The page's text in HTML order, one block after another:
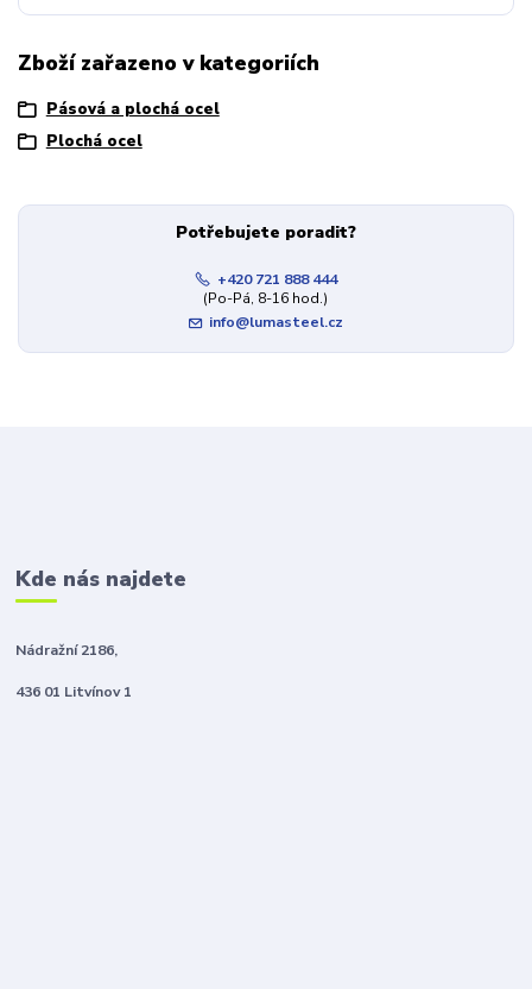
Zboží zařazeno v kategoriích
Pásová a plochá ocel
Plochá ocel
Potřebujete poradit?
+420 721 888 444
(Po-Pá, 8-16 hod.)
info@lumasteel.cz
Kde nás najdete
Nádražní 2186,
436 01 Litvínov 1